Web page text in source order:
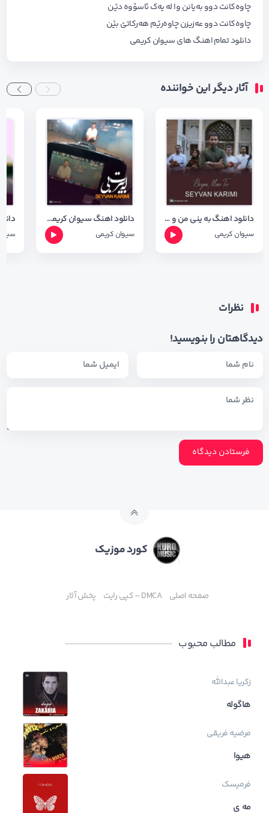
چاوەکانت دوو بەیانن وا لە یەک ئاسۆوە دێن
چاوەکانت دوو عەزیزن چاوەرێم هەرکاتێ بێن
دانلود تمام اهنگ هایسیوان کریمی
آثار دیگر این خواننده
دانلود اهنگ به ینی من و تو از سیوان کریمی + شعر اهنگ
سیوان کریمی
دانلود اهنگ سیوان کریمی به نام له بیرت بی با کیفیت 320
سیوان کریمی
نظرات
دیدگاهتان را بنویسید!
کورد موزیک
صفحه اصلی DMCA – کپی رایت پخش آثار
مطالب محبوب
زکریا عبدالله
هاگوله
مرضیه فریقی
هیوا
فرمیسک
مه ی